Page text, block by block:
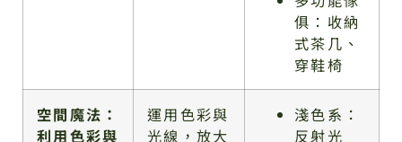
俱：收納
式茶几、
穿鞋椅
空間魔法：
利用色彩與
運用色彩與
光線，放大
淺色系：
反射光